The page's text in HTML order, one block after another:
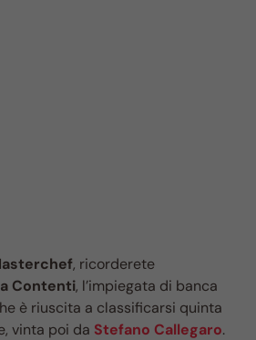
, ricorderete
Contenti, l’impiegata di banca
è riuscita a classificarsi quinta
vinta poi da Stefano Callegaro.